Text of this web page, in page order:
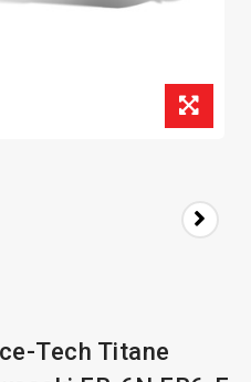
Tech Titane